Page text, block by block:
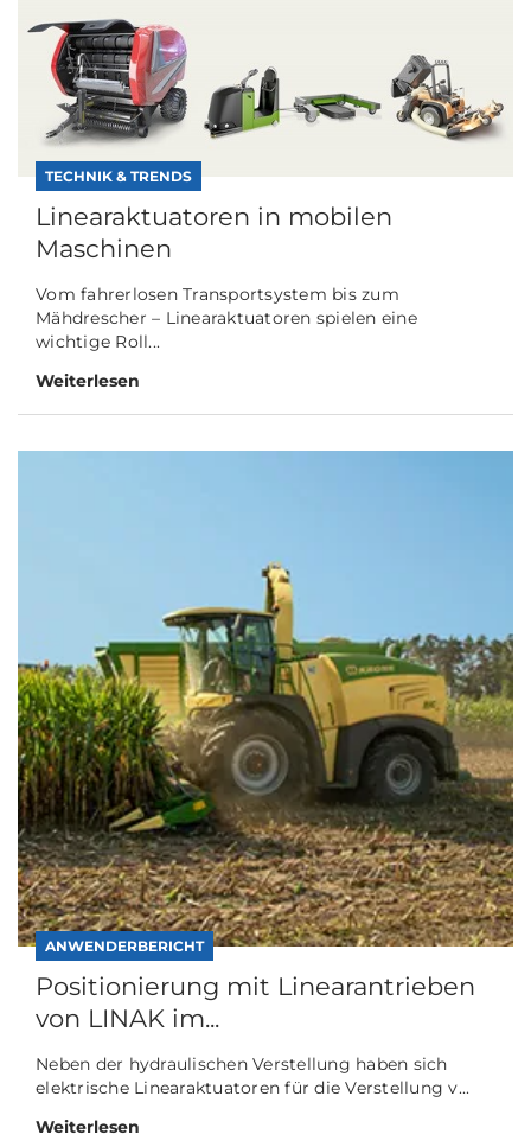
TECHNIK & TRENDS
Linearaktuatoren in mobilen
Maschinen
Vom fahrerlosen Transportsystem bis zum
Mähdrescher – Linearaktuatoren spielen eine
wichtige Roll...
Weiterlesen
ANWENDERBERICHT
Positionierung mit Linearantrieben
von LINAK im...
Neben der hydraulischen Verstellung haben sich
elektrische Linearaktuatoren für die Verstellung v...
Weiterlesen